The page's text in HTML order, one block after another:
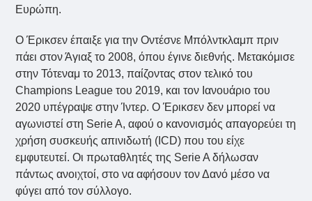
Ευρώπη.
Ο Έρικσεν έπαιξε για την Οντέσνε Μπόλντκλαμπ πριν
πάει στον Άγιαξ το 2008, όπου έγινε διεθνής. Μετακόμισε
στην Τότεναμ το 2013, παίζοντας στον τελικό του
Champions League του 2019, και τον Ιανουάριο του
2020 υπέγραψε στην Ίντερ. Ο Έρικσεν δεν μπορεί να
αγωνιστεί στη Serie A, αφού ο κανονισμός απαγορεύει τη
χρήση συσκευής απινιδωτή (ICD) που του είχε
εμφυτευτεί. Οι πρωταθλητές της Serie A δήλωσαν
πάντως ανοιχτοί, στο να αφήσουν τον Δανό μέσο να
φύγει από τον σύλλογο.